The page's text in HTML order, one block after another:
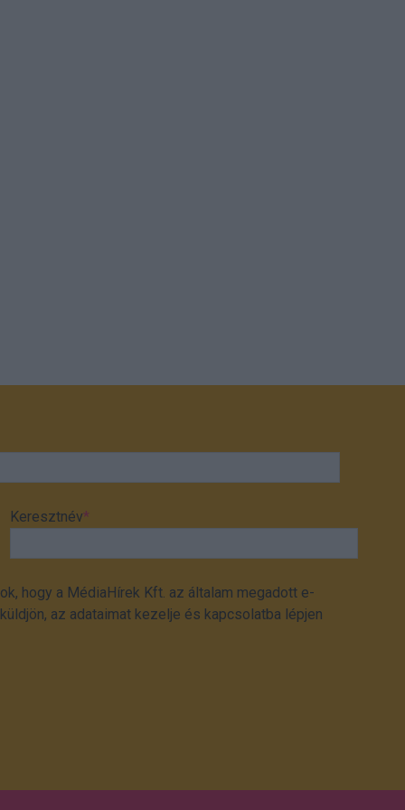
Keresztnév*
hogy a MédiaHírek Kft. az általam megadott e-
az adataimat kezelje és kapcsolatba lépjen